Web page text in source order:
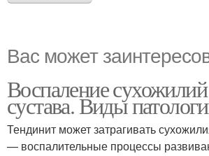
Вас может
Воспаление
сустава. Виды
Тендинит может затрагивать
— воспалительные процессы